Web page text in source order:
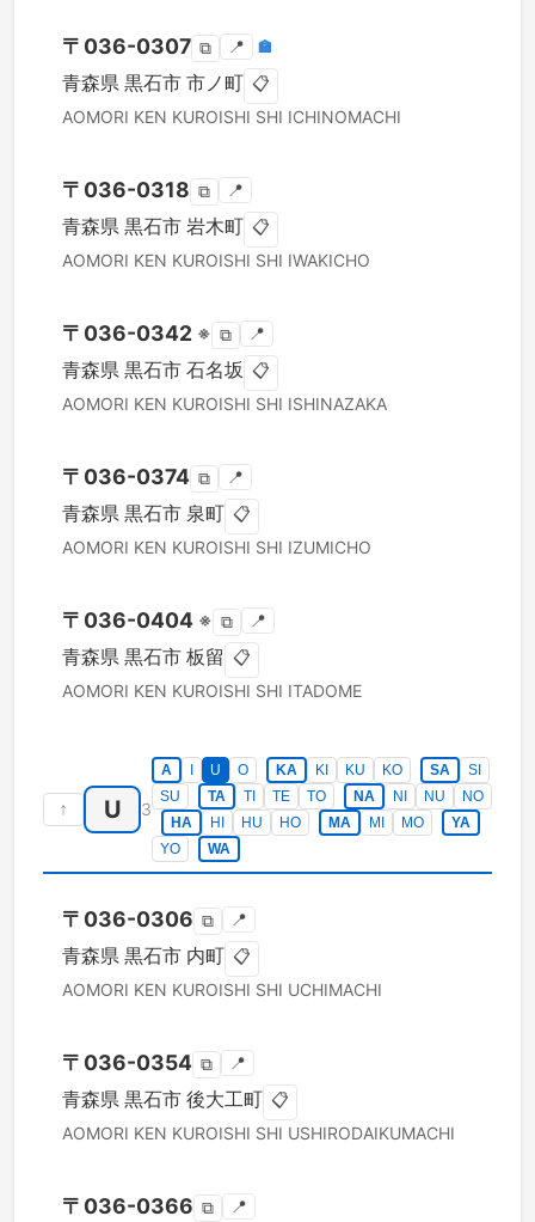
〒 036-0307 ⧉ 📍 🏣
青森県 黒石市 市ノ町 📋
AOMORI KEN KUROISHI SHI ICHINOMACHI
〒 036-0318 ⧉ 📍
青森県 黒石市 岩木町 📋
AOMORI KEN KUROISHI SHI IWAKICHO
〒 036-0342 ※ ⧉ 📍
青森県 黒石市 石名坂 📋
AOMORI KEN KUROISHI SHI ISHINAZAKA
〒 036-0374 ⧉ 📍
青森県 黒石市 泉町 📋
AOMORI KEN KUROISHI SHI IZUMICHO
〒 036-0404 ※ ⧉ 📍
青森県 黒石市 板留 📋
AOMORI KEN KUROISHI SHI ITADOME
↑ U 3
A U O KA KI KU KO SA
SI
SU
TA TI TE TO NA NI NU
NO
HA
HI HU HO MA MI MO
YA
YO
WA
〒 036-0306 ⧉ 📍
青森県 黒石市 内町 📋
AOMORI KEN KUROISHI SHI UCHIMACHI
〒 036-0354 ⧉ 📍
青森県 黒石市 後大工町 📋
AOMORI KEN KUROISHI SHI USHIRODAIKUMACHI
〒 036-0366 ⧉ 📍